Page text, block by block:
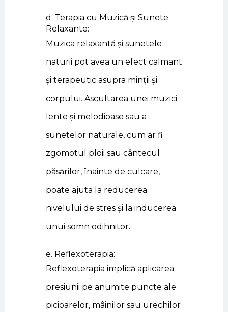
d. Terapia cu Muzică și Sunete
Relaxante:
Muzica relaxantă și sunetele
naturii pot avea un efect calmant
și terapeutic asupra minții și
corpului. Ascultarea unei muzici
lente și melodioase sau a
sunetelor naturale, cum ar fi
zgomotul ploii sau cântecul
păsărilor, înainte de culcare,
poate ajuta la reducerea
nivelului de stres și la inducerea
unui somn odihnitor.
e. Reflexoterapia:
Reflexoterapia implică aplicarea
presiunii pe anumite puncte ale
picioarelor, mâinilor sau urechilor